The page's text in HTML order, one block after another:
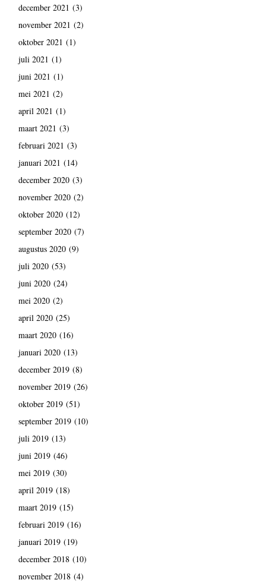
december 2021 (3)
november 2021 (2)
oktober 2021 (1)
juli 2021 (1)
juni 2021 (1)
mei 2021 (2)
april 2021 (1)
maart 2021 (3)
februari 2021 (3)
januari 2021 (14)
december 2020(3)
november 2020(2)
oktober 2020(12)
september 2020(7)
augustus 2020(9)
juli 2020(53)
juni 2020(24)
mei 2020(2)
april 2020(25)
maart 2020(16)
januari 2020(13)
december 2019(8)
november 2019(26)
oktober 2019(51)
september 2019(10)
juli 2019(13)
juni 2019(46)
mei 2019(30)
april 2019(18)
maart 2019(15)
februari 2019(16)
januari 2019(19)
december 2018(10)
november 2018(4)